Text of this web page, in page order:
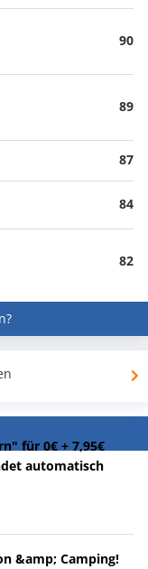
90
89
87
84
82
für 0€ + 7,95€
automatisch
&amp; Camping!